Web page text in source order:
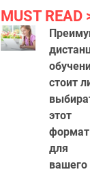
MUST READ
стоит
этот
формат
для
вашего